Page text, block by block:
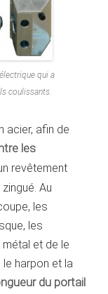
qui a
coulissants.
acier, afin de
les
revêtement
Au
les
les
et de le
harpon et la
du portail